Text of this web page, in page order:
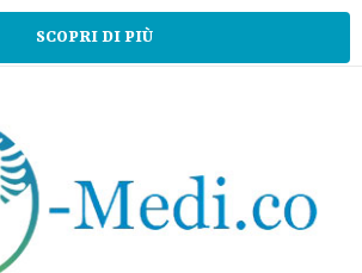
SCOPRI DI PIÙ